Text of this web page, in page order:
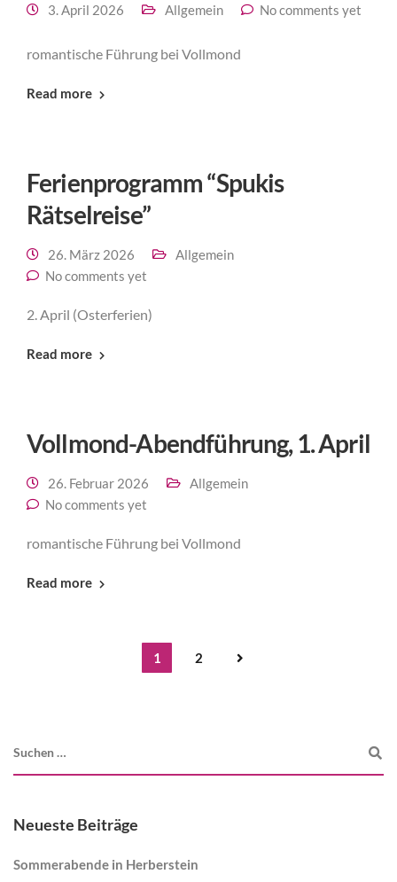
3. April 2026 Allgemein No comments yet
romantische Führung bei Vollmond
Read more
Ferienprogramm “Spukis
Rätselreise”
26. März 2026
Allgemein
No comments yet
2. April (Osterferien)
Read more
Vollmond-Abendführung, 1. April
26. Februar 2026
Allgemein
No comments yet
romantische Führung bei Vollmond
Read more
1 2
Neueste Beiträge
Sommerabende in Herberstein